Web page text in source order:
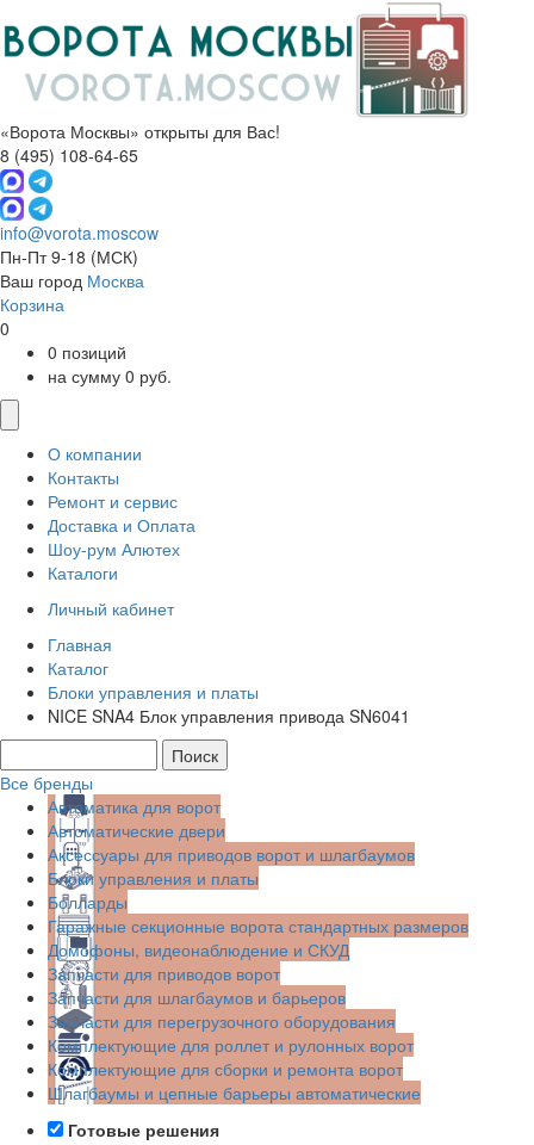
«Ворота Москвы» открыты для Вас!
8 (495) 108-64-65
info@vorota.moscow
Пн-Пт 9-18 (МСК)
Ваш город Москва
Корзина
0
0 позиций
на сумму 0 руб.
О компании
Контакты
Ремонт и сервис
Доставка и Оплата
Шоу-рум Алютех
Каталоги
Личный кабинет
Главная
Каталог
Блоки управления и платы
NICE SNA4 Блок управления привода SN6041
Все бренды
Автоматика для ворот
Автоматические двери
Аксессуары для приводов ворот и шлагбаумов
Блоки управления и платы
Болларды
Гаражные секционные ворота стандартных размеров
Домофоны, видеонаблюдение и СКУД
Запчасти для приводов ворот
Запчасти для шлагбаумов и барьеров
Запчасти для перегрузочного оборудования
Комплектующие для роллет и рулонных ворот
Комплектующие для сборки и ремонта ворот
Шлагбаумы и цепные барьеры автоматические
Готовые решения